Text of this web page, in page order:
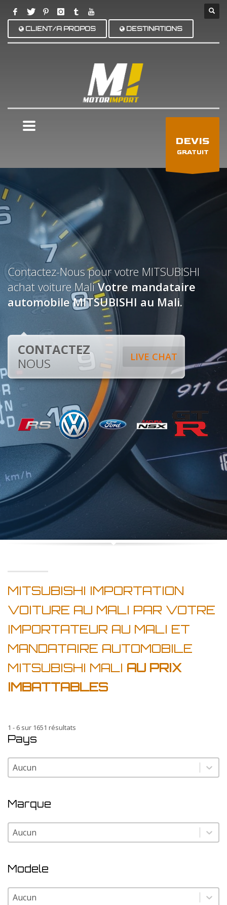
CLIENT/A PROPOS DESTINATIONS
DEVIS
GRATUIT
Contactez-Nous pour votre MITSUBISHI
achat voiture MaliVotre mandataire
automobile MITSUBISHI au Mali.
LIVE CHAT
CONTACTEZ
NOUS
MITSUBISHI IMPORTATION
VOITURE AU MALI PAR VOTRE
IMPORTATEUR AU MALI ET
MANDATAIRE AUTOMOBILE
MITSUBISHI MALI AU PRIX
IMBATTABLES
1 - 6 sur 1651 résultats
Pays
Pays
Pays
Marque
Marque
Marque
Modele
Modele
Modele